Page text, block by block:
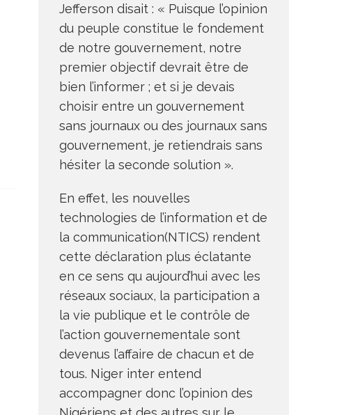
Jefferson disait : « Puisque l’opinion
du peuple constitue le fondement
de notre gouvernement, notre
premier objectif devrait être de
bien l’informer ; et si je devais
choisir entre un gouvernement
sans journaux ou des journaux sans
gouvernement, je retiendrais sans
hésiter la seconde solution ».
En effet, les nouvelles
technologies de l’information et de
la communication(NTICS) rendent
cette déclaration plus éclatante
en ce sens qu aujourd’hui avec les
réseaux sociaux, la participation a
la vie publique et le contrôle de
l’action gouvernementale sont
devenus l’affaire de chacun et de
tous. Niger inter entend
accompagner donc l’opinion des